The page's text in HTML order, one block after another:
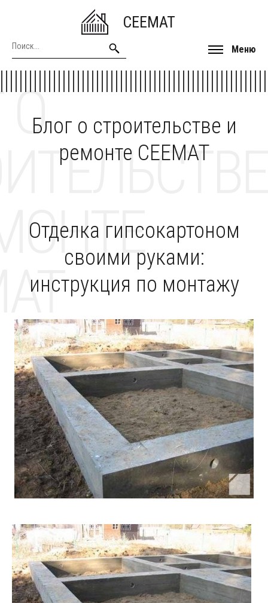
CEEMAT
Меню
Блог о строительстве и
ремонте CEEMAT
О
Отделка гипсокартоном
своими руками:
инструкция по монтажу